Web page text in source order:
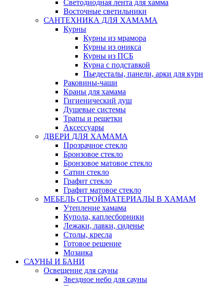
Светодиодная лента для хамма
Восточные светильники
САНТЕХНИКА ДЛЯ ХАМАМА
Курны
Курны из мрамора
Курны из оникса
Курны из ПСБ
Курна с подставкой
Пьедесталы, панели, арки для курн
Раковины-чаши
Краны для хамама
Гигиенический душ
Душевые системы
Трапы и решетки
Аксессуары
ДВЕРИ ДЛЯ ХАМАМА
Прозрачное стекло
Бронзовое стекло
Бронзовое матовое стекло
Сатин стекло
Графит стекло
Графит матовое стекло
МЕБЕЛЬ СТРОЙМАТЕРИАЛЫ В ХАМАМ
Утепление хамама
Купола, каплесборники
Лежаки, лавки, сиденье
Столы, кресла
Готовое решение
Мозаика
САУНЫ И БАНИ
Освещение для сауны
Звездное небо для сауны